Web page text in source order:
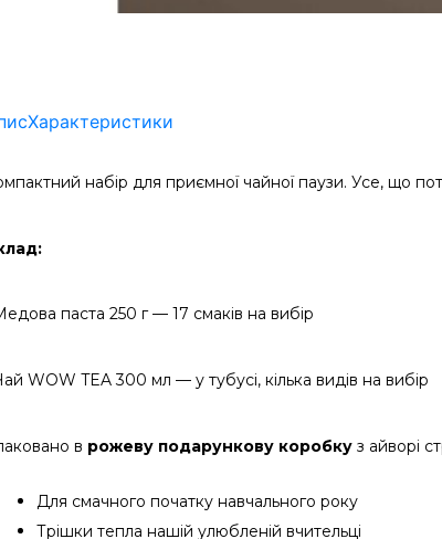
Характеристики
набір для приємної чайної паузи. Усе, що
паста 250 г — 17 смаків на вибір
WOW TEA 300 мл — у тубусі, кілька видів на вибір
в рожеву подарункову коробку з айворі
Для смачного початку навчального року
Трішки тепла нашій улюбленій вчительці